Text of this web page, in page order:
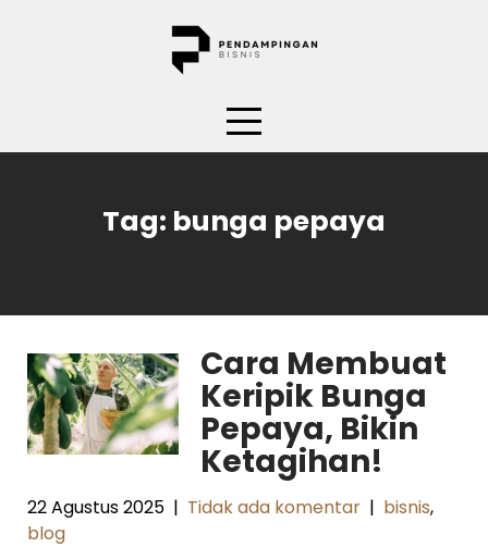
Tag: bunga pepaya
Cara Membuat
Keripik Bunga
Pepaya, Bikin
Ketagihan!
22 Agustus 2025 | Tidak ada komentar | bisnis,
blog